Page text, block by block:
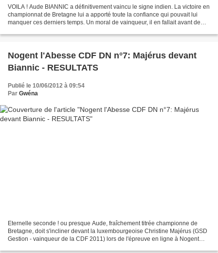
VOILA ! Aude BIANNIC a définitivement vaincu le signe indien. La victoire en
championnat de Bretagne lui a apporté toute la confiance qui pouvait lui
manquer ces derniers temps. Un moral de vainqueur, il en fallait avant de
Nogent l'Abesse CDF DN n°7: Majérus devant
Biannic - RESULTATS
Publié le 10/06/2012 à 09:54
Par Gwéna
Eternelle seconde ! ou presque Aude, fraîchement titrée championne de
Bretagne, doit s'incliner devant la luxembourgeoise Christine Majérus (GSD
Gestion - vainqueur de la CDF 2011) lors de l'épreuve en ligne à Nogent